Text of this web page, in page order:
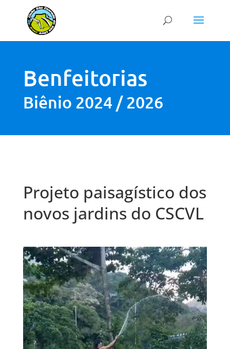
Benfeitorias
Biênio 2024 / 2026
Projeto paisagístico dos
novos jardins do CSCVL